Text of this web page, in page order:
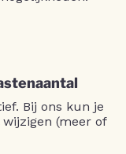
Bij ons kun je
(meer of